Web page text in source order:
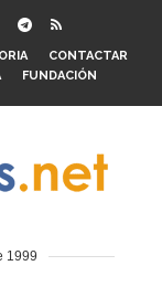
CONTACTAR
FUNDACIÓN
1999